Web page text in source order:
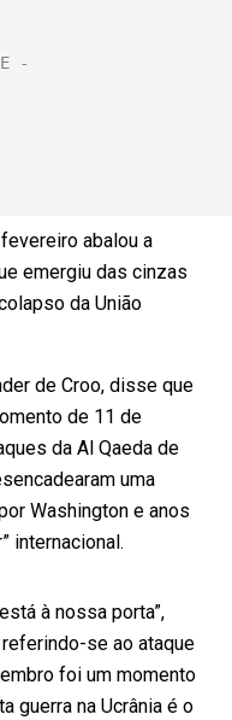
abalou a
emergiu das cinzas
da União
de Croo, disse que
de 11 de
da Al Qaeda de
uma
Washington e anos
internacional.
à nossa porta”,
se ao ataque
foi um momento
guerra na Ucrânia é o